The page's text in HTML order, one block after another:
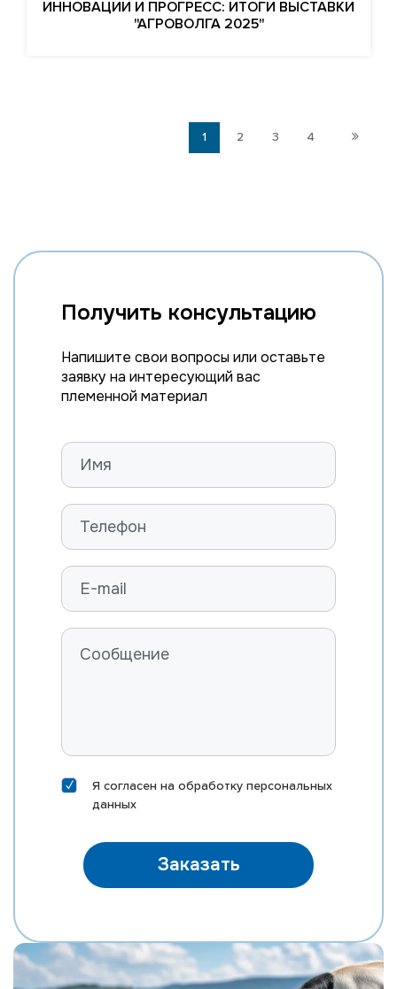
ИННОВАЦИИ И ПРОГРЕСС: ИТОГИ ВЫСТАВКИ
"АГРОВОЛГА 2025"
1 2 3 4
Получить консультацию
Напишите свои вопросы или оставьте
заявку на интересующий вас
племенной материал
Я согласен на обработку персональных
данных
Заказать